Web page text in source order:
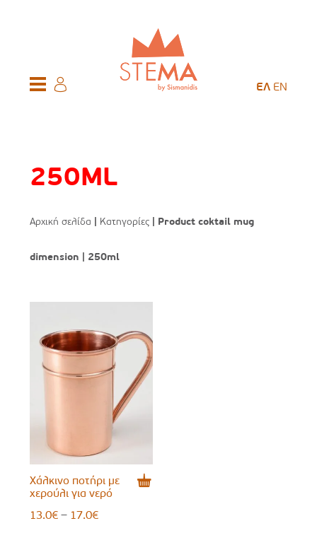
ΕΛ EN
250ML
Αρχική σελίδα Κατηγορίες | Product coktail mug
dimension | 250ml
Χάλκινο ποτήρι με
χερούλι για νερό
13.0€ – 17.0€Price